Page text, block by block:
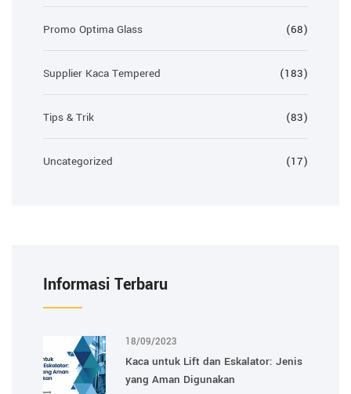
Promo Optima Glass (68)
Supplier Kaca Tempered (183)
Tips & Trik (83)
Uncategorized (17)
Informasi Terbaru
18/09/2023
Kaca untuk Lift dan Eskalator: Jenis
yang Aman Digunakan